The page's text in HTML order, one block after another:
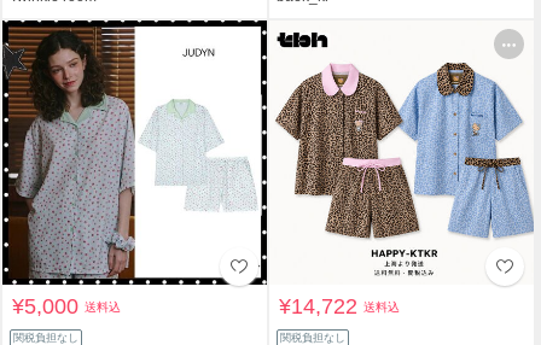
¥5,000送料込
関税負担なし
¥14,722送料込
関税負担なし